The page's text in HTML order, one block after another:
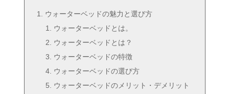
ウォーターベッドの魅力と選び方
ウォーターベッドとは。
ウォーターベッドとは？
ウォーターベッドの特徴
ウォーターベッドの選び方
ウォーターベッドのメリット・デメリット